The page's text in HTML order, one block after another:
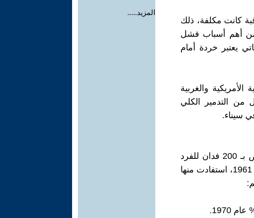
كانت مكلفة، ذلك
من أهم أسباب فشل
يعتبر خردة أمام
الأمريكية والغربية
من التدمير الكلي
سيناء.
أُقر قانون الإصلاح الزراعي عام 1952، الذي حدد ملكية الأرض بـ 200 فدان للفرد
الواحد أي 48 هكتار . تم توزيع أكثر من 2 مليون فدان حتى عام 1961، استفادت منها
المزيد.....